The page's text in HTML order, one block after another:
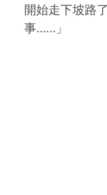
開始走下坡路
事……」